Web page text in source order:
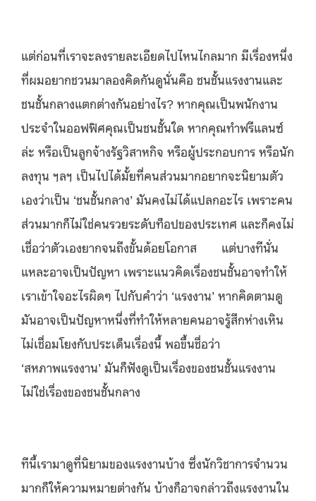
แต่ก่อนที่เราจะลงรายละเอียดไปไหนไกลมาก มีเรื่องหนึ่ง
ที่ผมอยากชวนมาลองคิดกันดูนั่นคือ ชนชั้นแรงงานและ
ชนชั้นกลางแตกต่างกันอย่างไร? หากคุณเป็นพนักงาน
ประจำในออฟฟิศคุณเป็นชนชั้นใด หากคุณทำฟรีแลนซ์
ล่ะ หรือเป็นลูกจ้างรัฐวิสาหกิจ หรือผู้ประกอบการ หรือนัก
ลงทุน ฯลฯ เป็นไปได้มั้ยที่คนส่วนมากอยากจะนิยามตัว
เองว่าเป็น ‘ชนชั้นกลาง’ มันคงไม่ได้แปลกอะไร เพราะคน
ส่วนมากก็ไม่ใช่คนรวยระดับท็อปของประเทศ และก็คงไม่
เชื่อว่าตัวเองยากจนถึงขั้นด้อยโอกาส แต่บางทีนั่น
แหละอาจเป็นปัญหา เพราะแนวคิดเรื่องชนชั้นอาจทำให้
เราเข้าใจอะไรผิดๆ ไปกับคำว่า ‘แรงงาน’ หากคิดตามดู
มันอาจเป็นปัญหาหนึ่งที่ทำให้หลายคนอาจรู้สึกห่างเหิน
ไม่เชื่อมโยงกับประเด็นเรื่องนี้ พอขึ้นชื่อว่า
‘สหภาพแรงงาน’ มันก็ฟังดูเป็นเรื่องของชนชั้นแรงงาน
ไม่ใช่เรื่องของชนชั้นกลาง
ทีนี้เรามาดูที่นิยามของแรงงานบ้าง ซึ่งนักวิชาการจำนวน
มากก็ให้ความหมายต่างกัน บ้างก็อาจกล่าวถึงแรงงานใน